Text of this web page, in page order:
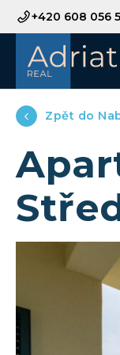
+420 608 056
Zpět do